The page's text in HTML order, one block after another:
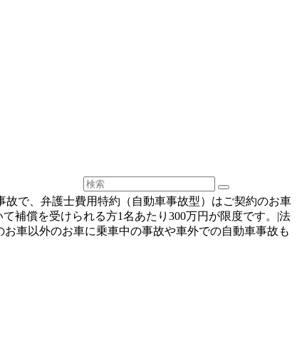
で、弁護士費用特約（自動車事故型）はご契約のお車
補償を受けられる方1名あたり300万円が限度です。|法
車以外のお車に乗車中の事故や車外での自動車事故も